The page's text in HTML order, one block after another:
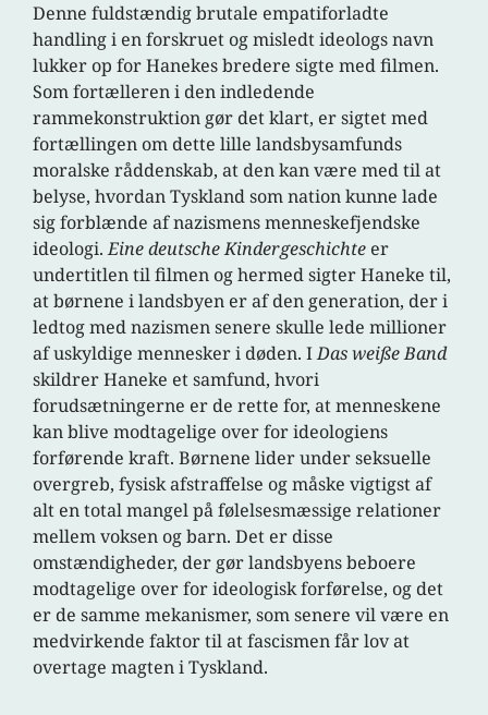
Denne fuldstændig brutale empatiforladte
handling i en forskruet og misledt ideologs navn
lukker op for Hanekes bredere sigte med filmen.
Som fortælleren i den indledende
rammekonstruktion gør det klart, er sigtet med
fortællingen om dette lille landsbysamfunds
moralske råddenskab, at den kan være med til at
belyse, hvordan Tyskland som nation kunne lade
sig forblænde af nazismens menneskefjendske
ideologi.Eine deutsche Kindergeschichte er
undertitlen til filmen og hermed sigter Haneke til,
at børnene i landsbyen er af den generation, der i
ledtog med nazismen senere skulle lede millioner
af uskyldige mennesker i døden. IDas weiße Band
skildrer Haneke et samfund, hvori
forudsætningerne er de rette for, at menneskene
kan blive modtagelige over for ideologiens
forførende kraft. Børnene lider under seksuelle
overgreb, fysisk afstraffelse og måske vigtigst af
alt en total mangel på følelsesmæssige relationer
mellem voksen og barn. Det er disse
omstændigheder, der gør landsbyens beboere
modtagelige over for ideologisk forførelse, og det
er de samme mekanismer, som senere vil være en
medvirkende faktor til at fascismen får lov at
overtage magten i Tyskland.